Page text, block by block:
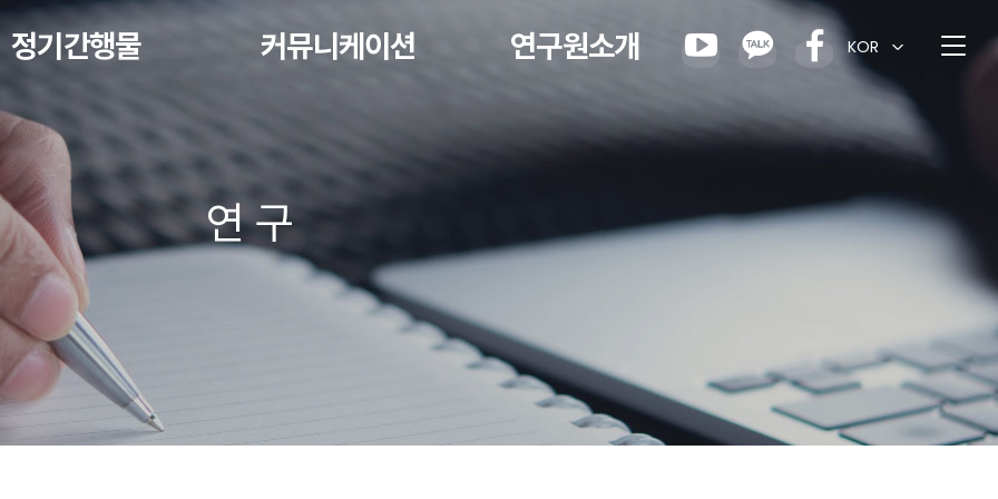
정기간행물 커뮤니케이션 연구원소개 KOR
연 구